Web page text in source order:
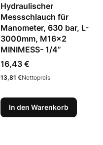
Hydraulischer
Messschlauch für
Manometer, 630 bar, L-
3000mm, M16x2
MINIMESS- 1/4”
Preis
16,43 €
Preis
13,81 €Nettopreis
In den Warenkorb